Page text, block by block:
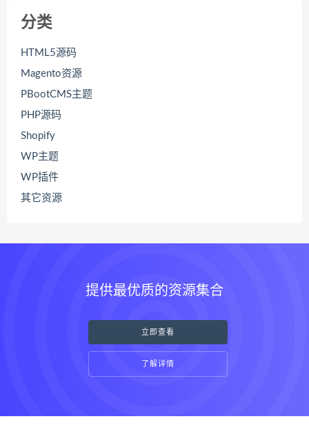
分类
HTML5源码
Magento资源
PBootCMS主题
PHP源码
Shopify
WP主题
WP插件
其它资源
提供最优质的资源集合
立即查看
了解详情